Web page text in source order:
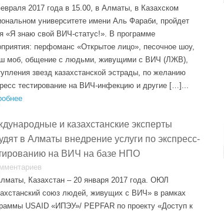
2017 года в 15.00, в Алматы, в Казахском
университете имени Аль Фараби, пройдет
«Я знаю свой ВИЧ-статус!». В программе
перфоманс «Открытое лицо», песочное шоу,
моб, общение с людьми, живущими с ВИЧ (ЛЖВ),
звезд казахстанской эстрады, по желанию
тестирование на ВИЧ-инфекцию и другие […]...
и казахстанские эксперты
в Алматы внедрение услуги по экспресс-
на ВИЧ на базе НПО
Казахстан – 20 января 2017 года. ОЮЛ
союз людей, живущих с ВИЧ» в рамках
USAID «ИПЭУ»/ PEPFAR по проекту «Доступ к